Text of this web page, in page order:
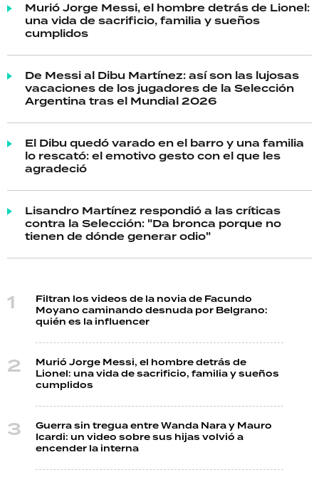
Murió Jorge Messi, el hombre detrás de Lionel:
una vida de sacrificio, familia y sueños
cumplidos
De Messi al Dibu Martínez: así son las lujosas
vacaciones de los jugadores de la Selección
Argentina tras el Mundial 2026
El Dibu quedó varado en el barro y una familia
lo rescató: el emotivo gesto con el que les
agradeció
Lisandro Martínez respondió a las críticas
contra la Selección: "Da bronca porque no
tienen de dónde generar odio"
Filtran los videos de la novia de Facundo
Moyano caminando desnuda por Belgrano:
quién es la influencer
Murió Jorge Messi, el hombre detrás de
Lionel: una vida de sacrificio, familia y sueños
cumplidos
Guerra sin tregua entre Wanda Nara y Mauro
Icardi: un video sobre sus hijas volvió a
encender la interna